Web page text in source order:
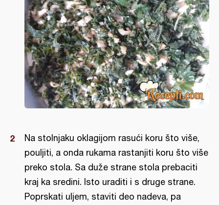
Na stolnjaku oklagijom rasući koru što više,
pouljiti, a onda rukama rastanjiti koru što više
preko stola. Sa duže strane stola prebaciti
kraj ka sredini. Isto uraditi i s druge strane.
Poprskati uljem, staviti deo nadeva, pa